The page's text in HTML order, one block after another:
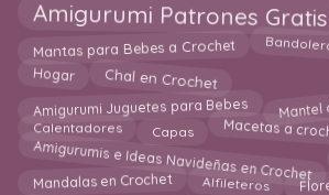
Amigurumi Patrones Gratis
Mantas para Bebes a Crochet
Hogar Chal en Crochet
Amigurumi Juguetes para Bebes Mantel
Calentadores Capas Macetas a
Amigurumis e Ideas Navideñas en Crochet
Mandalas en Crochet Alfileteros